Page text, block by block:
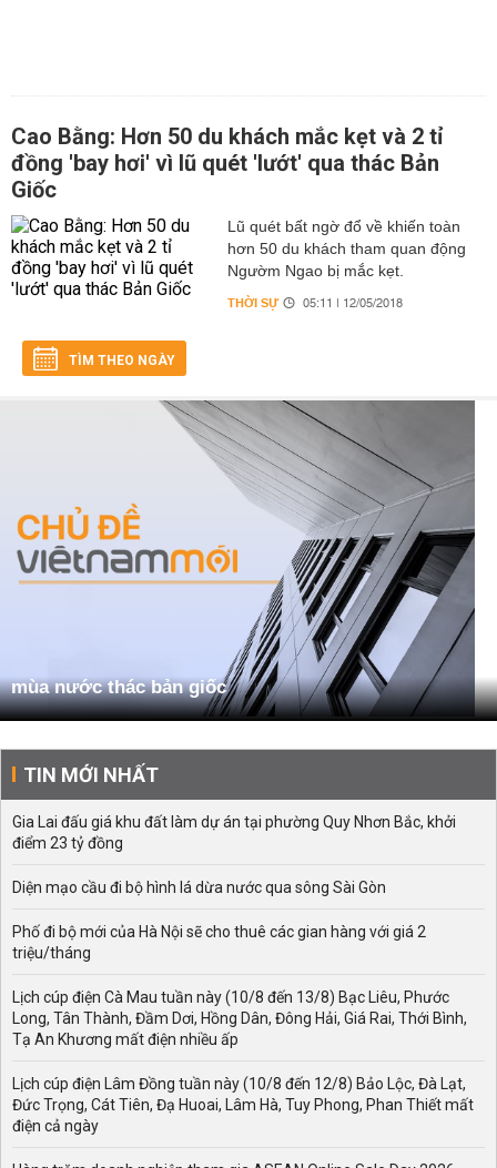
Cao Bằng: Hơn 50 du khách mắc kẹt và 2 tỉ
đồng 'bay hơi' vì lũ quét 'lướt' qua thác Bản
Giốc
Lũ quét bất ngờ đổ về khiến toàn
hơn 50 du khách tham quan động
Ngườm Ngao bị mắc kẹt.
THỜI SỰ 05:11 | 12/05/2018
TÌM THEO NGÀY
mùa nước thác bản giốc
TIN MỚI NHẤT
Gia Lai đấu giá khu đất làm dự án tại phường Quy Nhơn Bắc, khởi
điểm 23 tỷ đồng
Diện mạo cầu đi bộ hình lá dừa nước qua sông Sài Gòn
Phố đi bộ mới của Hà Nội sẽ cho thuê các gian hàng với giá 2
triệu/tháng
Lịch cúp điện Cà Mau tuần này (10/8 đến 13/8) Bạc Liêu, Phước
Long, Tân Thành, Đầm Dơi, Hồng Dân, Đông Hải, Giá Rai, Thới Bình,
Tạ An Khương mất điện nhiều ấp
Lịch cúp điện Lâm Đồng tuần này (10/8 đến 12/8) Bảo Lộc, Đà Lạt,
Đức Trọng, Cát Tiên, Đạ Huoai, Lâm Hà, Tuy Phong, Phan Thiết mất
điện cả ngày